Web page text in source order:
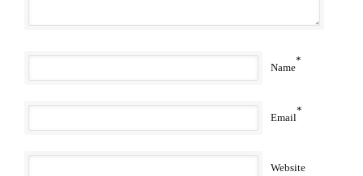
Name
*
Email
*
Website